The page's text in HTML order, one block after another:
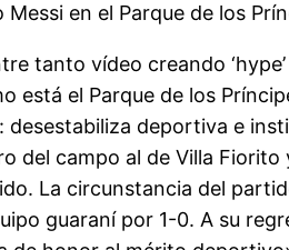
en el Parque de los
tanto vídeo creando
está el Parque de los
desestabiliza deportiva e
del campo al de Villa
La circunstancia del
guaraní por 1-0. A su